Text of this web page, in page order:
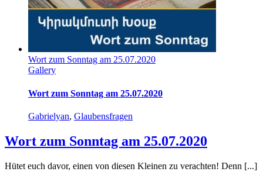
Wort zum Sonntag am 25.07.2020
Gallery
Wort zum Sonntag am 25.07.2020
Gabrielyan, Glaubensfragen
Wort zum Sonntag am 25.07.2020
Hütet euch davor, einen von diesen Kleinen zu verachten! Denn [...]